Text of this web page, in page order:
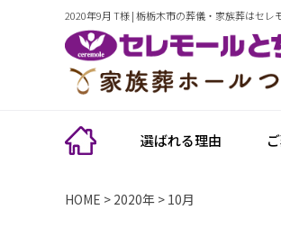
2020年9月 T様 | 栃栃木市の葬儀・家族葬はセレ
選ばれる理由
HOME > 2020年 > 10月